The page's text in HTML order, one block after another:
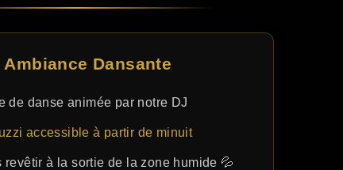
Ambiance Dansante
de danse animée par notre DJ
accessible à partir de minuit
revêtir à la sortie de la zone humide 💦